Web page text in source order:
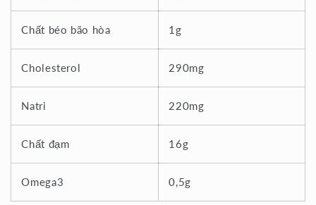
Chất béo bão hòa 1g
Cholesterol 290mg
Natri 220mg
Chất đạm 16g
Omega3 0,5g